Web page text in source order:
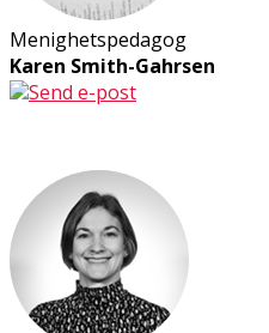
Menighetspedagog
Karen Smith-Gahrsen
Send e-post